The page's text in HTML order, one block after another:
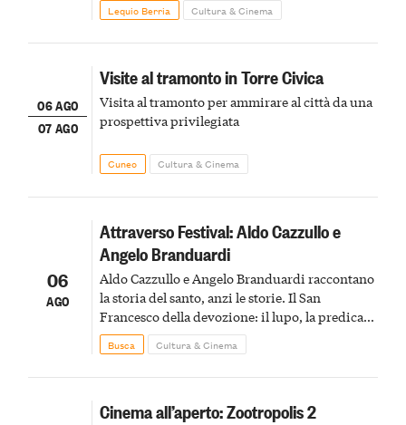
Lequio Berria Cultura & Cinema
06 AGO
07 AGO
Visite al tramonto in Torre Civica
Visita al tramonto per ammirare al città da una
prospettiva privilegiata
Cuneo Cultura & Cinema
06
AGO
Attraverso Festival: Aldo Cazzullo e
Angelo Branduardi
Aldo Cazzullo e Angelo Branduardi raccontano
la storia del santo, anzi le storie. Il San
Francesco della devozione: il lupo, la predica
agli uccelli, le stimmate
Busca Cultura & Cinema
Cinema all’aperto: Zootropolis 2